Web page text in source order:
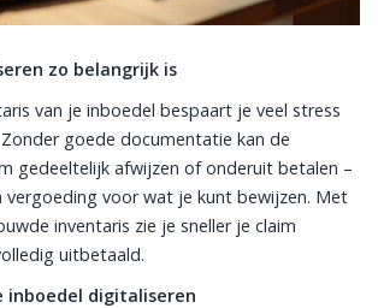
zo belangrijk is
van je inboedel bespaart je veel stress
goede documentatie kan de
gedeeltelijk afwijzen of onderuit betalen –
vergoeding voor wat je kunt bewijzen. Met
inventaris zie je sneller je claim
uitbetaald.
inboedel digitaliseren